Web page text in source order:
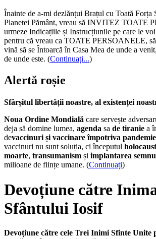
Înainte de a-mi dezlănțui Brațul cu Toată Forța
Planetei Pământ, vreau să INVITEZ TOATE
urmeze Indicațiile și Instrucțiunile pe care le
pentru că vreau ca TOATE PERSOANELE,
vină să se Întoarcă în Casa Mea de unde a
de unde este. (Continuați...)
Alertă roșie
Sfârșitul libertății noastre, al existenței
Noua Ordine Mondială care servește
deja să domine lumea, agenda sa de tiranie a
devaccinuri și vaccinare împotriva
vaccinuri nu sunt soluția, ci începutul
moarte, transumanism și implantarea
milioane de ființe umane. (Continuați)
Devoțiune către
Sfântului Iosif
Devoțiune către cele Trei Inimi Sfinte Unite